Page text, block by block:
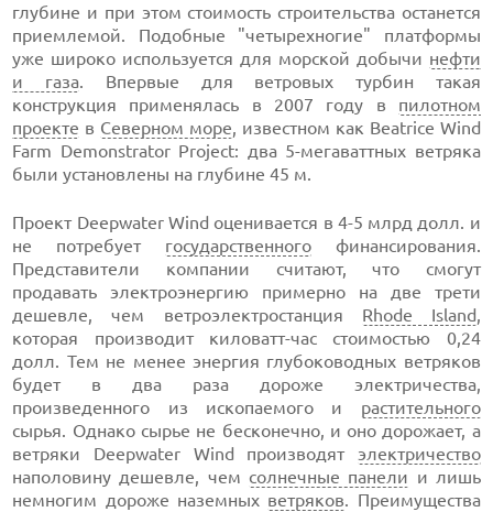
глубине и при этом стоимость строительства останется
приемлемой. Подобные "четырехногие" платформы
уже широко используется для морской добычи нефти
и газа. Впервые для ветровых турбин такая
конструкция применялась в 2007 году в пилотном
проекте в Северном море, известном как Beatrice Wind
Farm Demonstrator Project: два 5-мегаваттных ветряка
были установлены на глубине 45 м.
Проект Deepwater Wind оценивается в 4-5 млрд долл. и
не потребует государственногофинансирования.
Представители компании считают, что смогут
продавать электроэнергию примерно на две трети
дешевле, чем ветроэлектростанция Rhode Island,
которая производит киловатт-час стоимостью 0,24
долл. Тем не менее энергия глубоководных ветряков
будет в два раза дороже электричества,
произведенного из ископаемого и растительного
сырья. Однако сырье не бесконечно, и оно дорожает, а
ветряки Deepwater Wind производят электричество
наполовину дешевле, чем солнечные панели и лишь
немногим дороже наземных ветряков. Преимущества